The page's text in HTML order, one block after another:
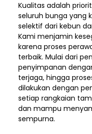
Kualitas adalah
seluruh bunga yang
selektif dari kebun
Kami menjamin
karena proses
terbaik. Mulai dari
penyimpanan
terjaga, hingga
dilakukan dengan
setiap rangkaian
dan mampu
sempurna.